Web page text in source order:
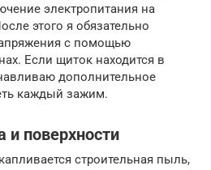
электропитания на
этого я обязательно
с помощью
Если щиток находится в
дополнительное
каждый зажим.
и поверхности
строительная пыль,